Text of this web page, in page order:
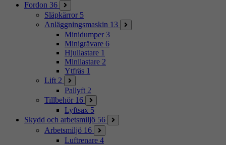
Fordon 36
Släpkärror 5
Anläggningsmaskin 13
Minidumper 3
Minigrävare 6
Hjullastare 1
Minilastare 2
Ytfräs 1
Lift 2
Pallyft 2
Tillbehör 16
Lyftsax 5
Skydd och arbetsmiljö 56
Arbetsmiljö 16
Luftrenare 4